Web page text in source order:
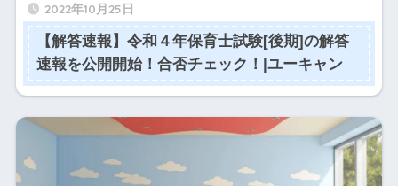
2022年10月25日
【解答速報】令和４年保育士試験[後期]の解答
速報を公開開始！合否チェック！|ユーキャン